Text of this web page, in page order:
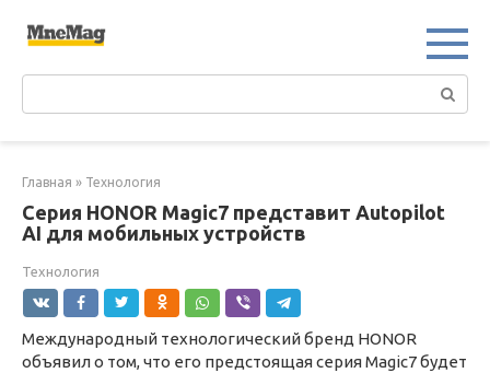
Главная » Технология
Серия HONOR Magic7 представит Autopilot
AI для мобильных устройств
Технология
Международный технологический бренд HONOR
объявил о том, что его предстоящая серия Magic7 будет